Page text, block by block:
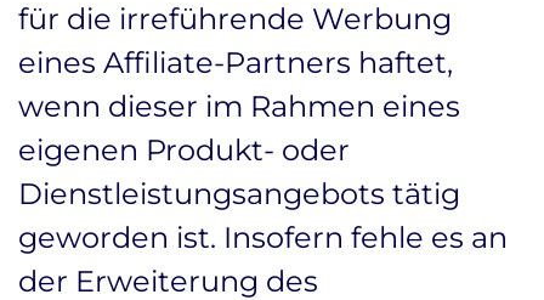
für die irreführende Werbung
eines Affiliate-Partners haftet,
wenn dieser im Rahmen eines
eigenen Produkt- oder
Dienstleistungsangebots tätig
geworden ist. Insofern fehle es an
der Erweiterung des